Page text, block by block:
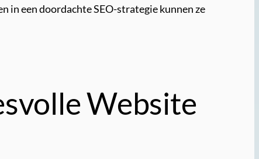
in een doordachte SEO-strategie kunnen ze
Website